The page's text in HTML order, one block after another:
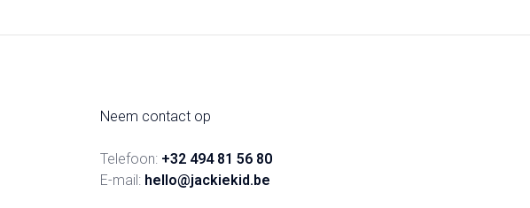
Neem contact op
Telefoon: +32 494 81 56 80
E-mail: hello@jackiekid.be